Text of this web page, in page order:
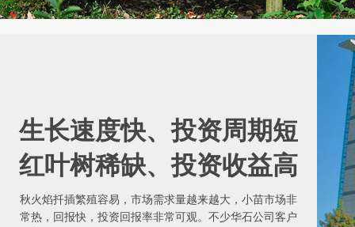
生长速度快、投资周期短
红叶树稀缺、投资收益高
秋火焰扦插繁殖容易，市场需求量越来越大，小苗市场非
常热，回报快，投资回报率非常可观。不少华石公司客户